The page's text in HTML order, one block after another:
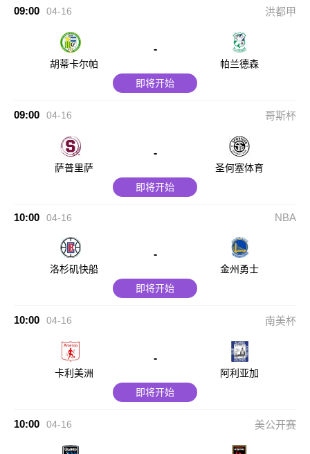
09:00 04-16 洪都甲
胡蒂卡尔帕
-
帕兰德森
即将开始
09:00 04-16 哥斯杯
萨普里萨
-
圣何塞体育
即将开始
10:00 04-16 NBA
洛杉矶快船
-
金州勇士
即将开始
10:00 04-16 南美杯
卡利美洲
-
阿利亚加
即将开始
10:00 04-16 美公开赛